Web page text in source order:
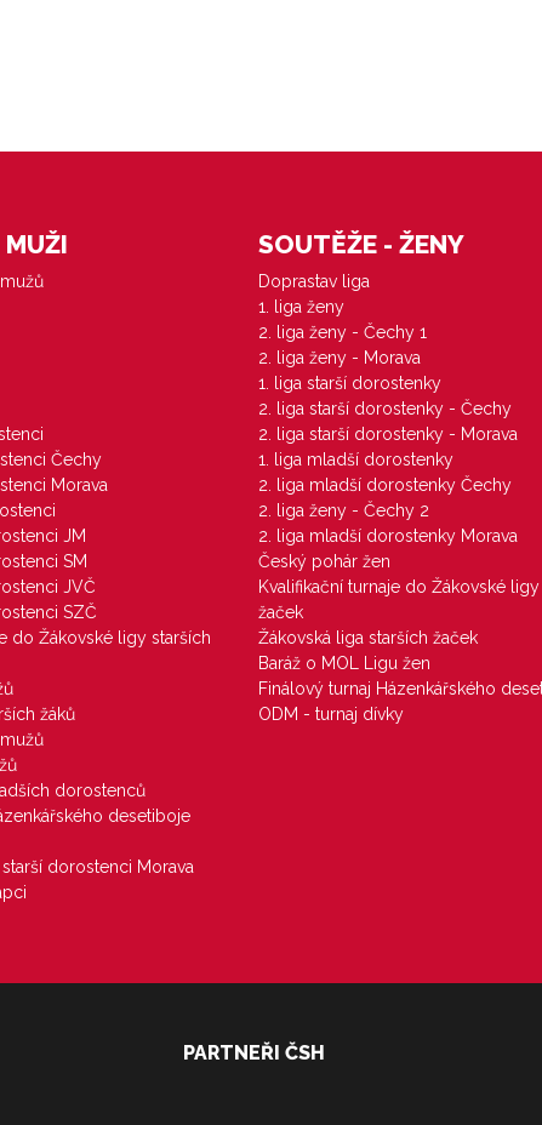
Čechy
Morava
JM
SM
JVČ
SZČ
do Žákovské ligy starších
žáků
dorostenců
desetiboje
dorostenci Morava
SOUTĚŽE - ŽENY
Doprastav liga
1. liga ženy
2. liga ženy - Čechy 1
2. liga ženy - Morava
1. liga starší dorostenky
2. liga starší dorostenky - Čechy
2. liga starší dorostenky - Morava
1. liga mladší dorostenky
2. liga mladší dorostenky Čechy
2. liga ženy - Čechy 2
2. liga mladší dorostenky Morava
Český pohár žen
Kvalifikační turnaje do Žákovské
žaček
Žákovská liga starších žaček
Baráž o MOL Ligu žen
Finálový turnaj Házenkářského
ODM - turnaj dívky
PARTNEŘI ČSH